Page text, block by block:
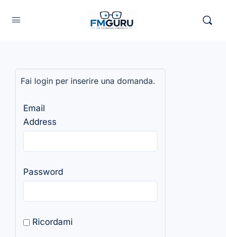
Fai login per inserire una domanda.
Email
Address
Password
Ricordami